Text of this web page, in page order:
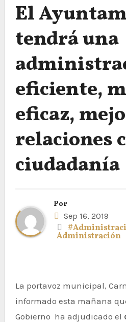
El
tendrá una
eficiente,
eficaz,
relaciones
ciudadanía
Por
Sep 16, 2019
Administración
La portavoz municipal, Carmen Yáñez, ha
informado esta mañana
Gobierno ha adjudicado el